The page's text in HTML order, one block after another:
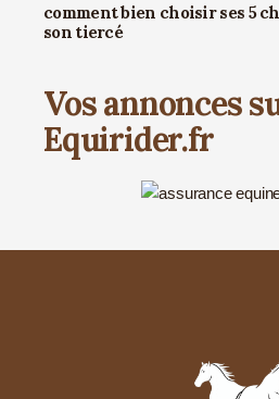
comment bien choisir ses 5
son tiercé
Vos annonces
Equirider.fr